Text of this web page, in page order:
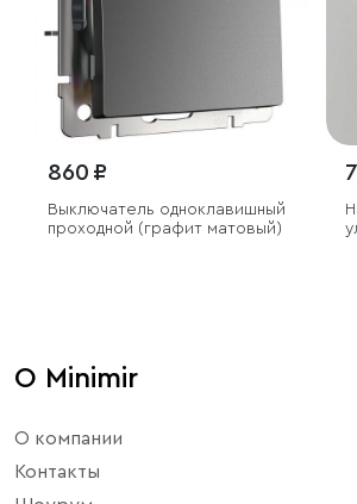
860 ₽
Выключатель одноклавишный
проходной (графит матовый)
О Minimir
О компании
Контакты